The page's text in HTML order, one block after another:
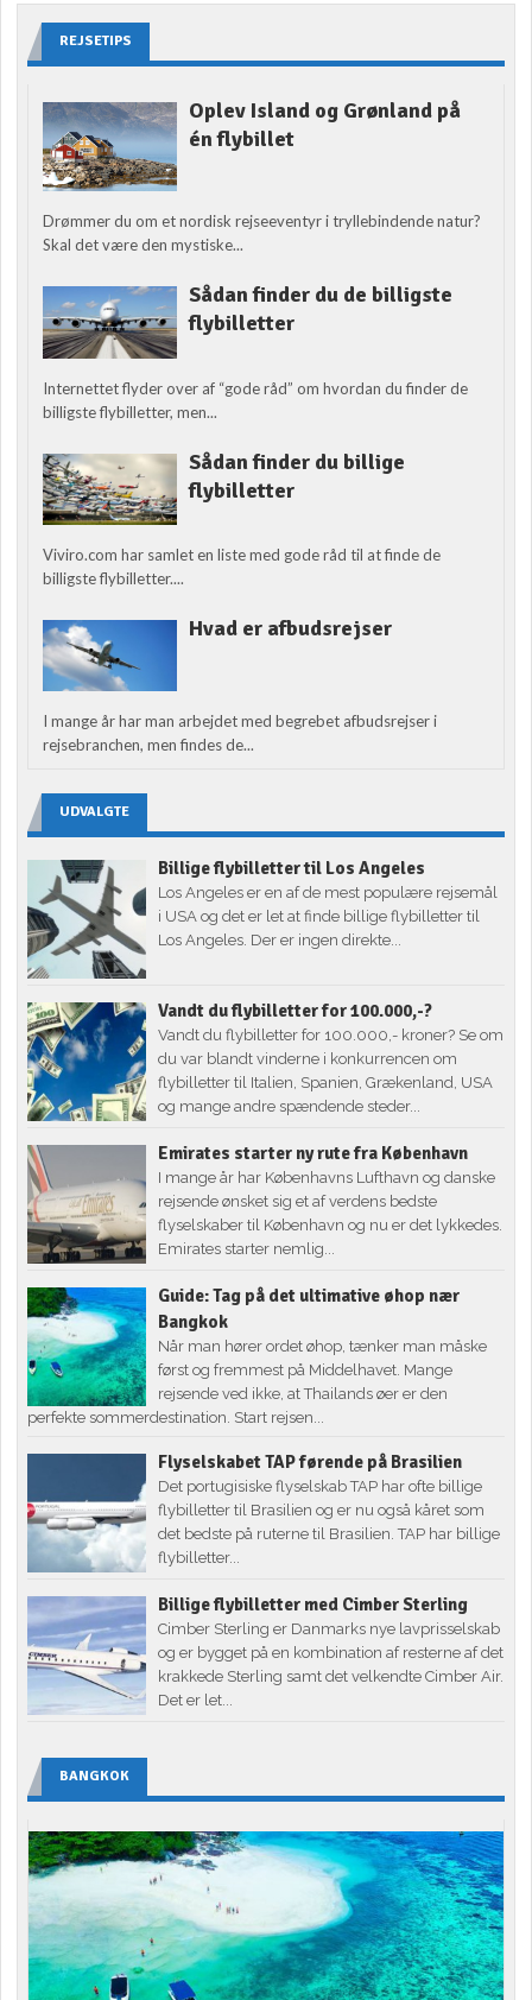
REJSETIPS
Oplev Island og Grønland på
én flybillet
Drømmer du om et nordisk rejseeventyr i tryllebindende natur?
Skal det være den mystiske...
Sådan finder du de billigste
flybilletter
Internettet flyder over af “gode råd” om hvordan du finder de
billigste flybilletter, men...
Sådan finder du billige
flybilletter
Viviro.com har samlet en liste med gode råd til at finde de
billigste flybilletter....
Hvad er afbudsrejser
I mange år har man arbejdet med begrebet afbudsrejser i
rejsebranchen, men findes de...
UDVALGTE
Billige flybilletter til Los Angeles
Los Angeles er en af de mest populære rejsemål
i USA og det er let at finde billige flybilletter til
Los Angeles. Der er ingen direkte...
Vandt du flybilletter for 100.000,-?
Vandt du flybilletter for 100.000,- kroner? Se om
du var blandt vinderne i konkurrencen om
flybilletter til Italien, Spanien, Grækenland, USA
og mange andre spændende steder...
Emirates starter ny rute fra København
I mange år har Københavns Lufthavn og danske
rejsende ønsket sig et af verdens bedste
flyselskaber til København og nu er det lykkedes.
Emirates starter nemlig...
Guide: Tag på det ultimative øhop nær
Bangkok
Når man hører ordet øhop, tænker man måske
først og fremmest på Middelhavet. Mange
rejsende ved ikke, at Thailands øer er den
perfekte sommerdestination. Start rejsen...
Flyselskabet TAP førende på Brasilien
Det portugisiske flyselskab TAP har ofte billige
flybilletter til Brasilien og er nu også kåret som
det bedste på ruterne til Brasilien. TAP har billige
flybilletter...
Billige flybilletter med Cimber Sterling
Cimber Sterling er Danmarks nye lavprisselskab
og er bygget på en kombination af resterne af det
krakkede Sterling samt det velkendte Cimber Air.
Det er let...
BANGKOK